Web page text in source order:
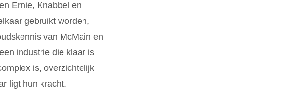
Ernie, Knabbel en
gebruikt worden,
van McMain en
industrie die klaar is
is, overzichtelijk
ligt hun kracht.